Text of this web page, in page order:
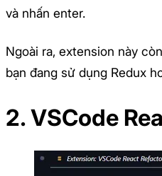
và nhấn enter.
Ngoài ra, extension này
bạn đang sử dụng Redux
2. VSCode